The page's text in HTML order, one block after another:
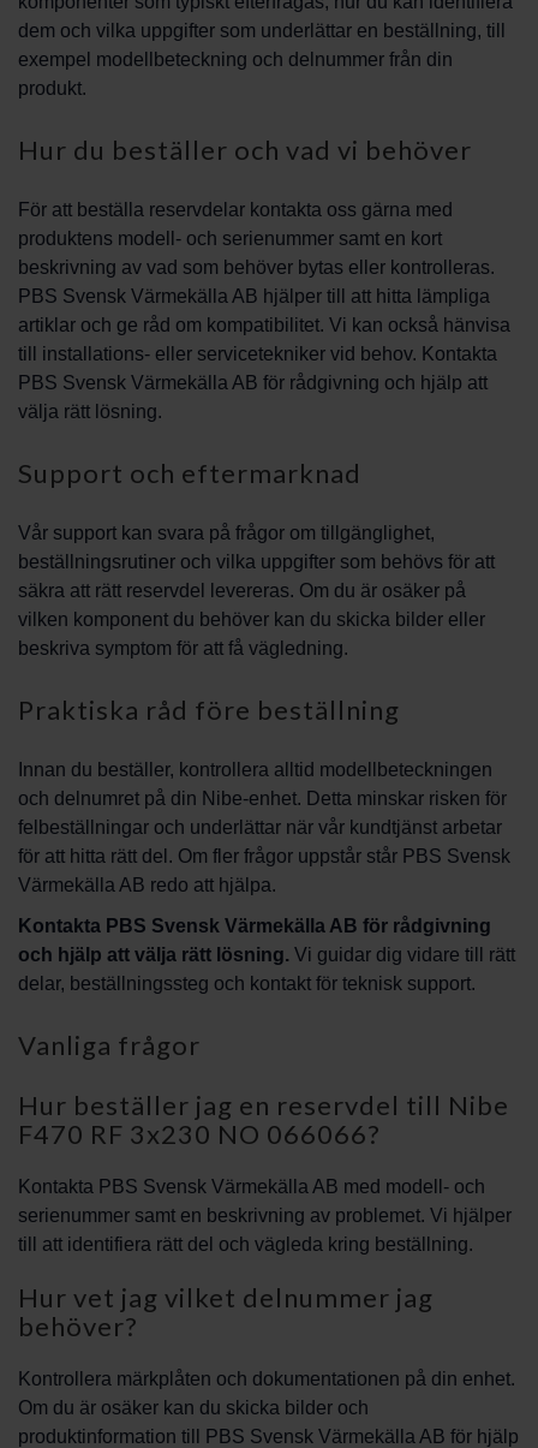
dem och vilka uppgifter som underlättar en beställning, till
exempel modellbeteckning och delnummer från din
produkt.
Hur du beställer och vad vi behöver
För att beställa reservdelar kontakta oss gärna med
produktens modell- och serienummer samt en kort
beskrivning av vad som behöver bytas eller kontrolleras.
PBS Svensk Värmekälla AB hjälper till att hitta lämpliga
artiklar och ge råd om kompatibilitet. Vi kan också hänvisa
till installations- eller servicetekniker vid behov. Kontakta
PBS Svensk Värmekälla AB för rådgivning och hjälp att
välja rätt lösning.
Support och eftermarknad
Vår support kan svara på frågor om tillgänglighet,
beställningsrutiner och vilka uppgifter som behövs för att
säkra att rätt reservdel levereras. Om du är osäker på
vilken komponent du behöver kan du skicka bilder eller
beskriva symptom för att få vägledning.
Praktiska råd före beställning
Innan du beställer, kontrollera alltid modellbeteckningen
och delnumret på din Nibe-enhet. Detta minskar risken för
felbeställningar och underlättar när vår kundtjänst arbetar
för att hitta rätt del. Om fler frågor uppstår står PBS Svensk
Värmekälla AB redo att hjälpa.
Kontakta PBS Svensk Värmekälla AB för rådgivning
och hjälp att välja rätt lösning. Vi guidar dig vidare till rätt
delar, beställningssteg och kontakt för teknisk support.
Vanliga frågor
Hur beställer jag en reservdel till Nibe
F470 RF 3x230 NO 066066?
Kontakta PBS Svensk Värmekälla AB med modell- och
serienummer samt en beskrivning av problemet. Vi hjälper
till att identifiera rätt del och vägleda kring beställning.
Hur vet jag vilket delnummer jag
behöver?
Kontrollera märkplåten och dokumentationen på din enhet.
Om du är osäker kan du skicka bilder och
produktinformation till PBS Svensk Värmekälla AB för hjälp